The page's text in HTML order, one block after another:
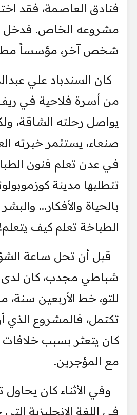
فنادق العاصمة، فقد
مشروعه الخاص. فدخل
شخص آخر، مؤسساً
كان السندباد علي
من أسرة فلاحية في
يواصل رحلته الشاقة،
صنعاء، يستثمر خبرته
في عدن تعلم فنون
تتطلبها مدينة
بالحياة والأفكار...
الطباخة تعلم كيف يتعلم!
قبل أن تحل ساعة
شباطي مجدب، كان لدى
للتو، خط الأربعين سنة،
تكتمل، فالمشروع الذي
كان يتعثر بسبب
مع المؤجرين.
وفي الأثناء كان
في اللغة الانجليزية